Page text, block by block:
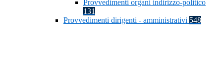
Provvedimenti organi indirizzo-politico
131
Provvedimenti dirigenti - amministrativi 548